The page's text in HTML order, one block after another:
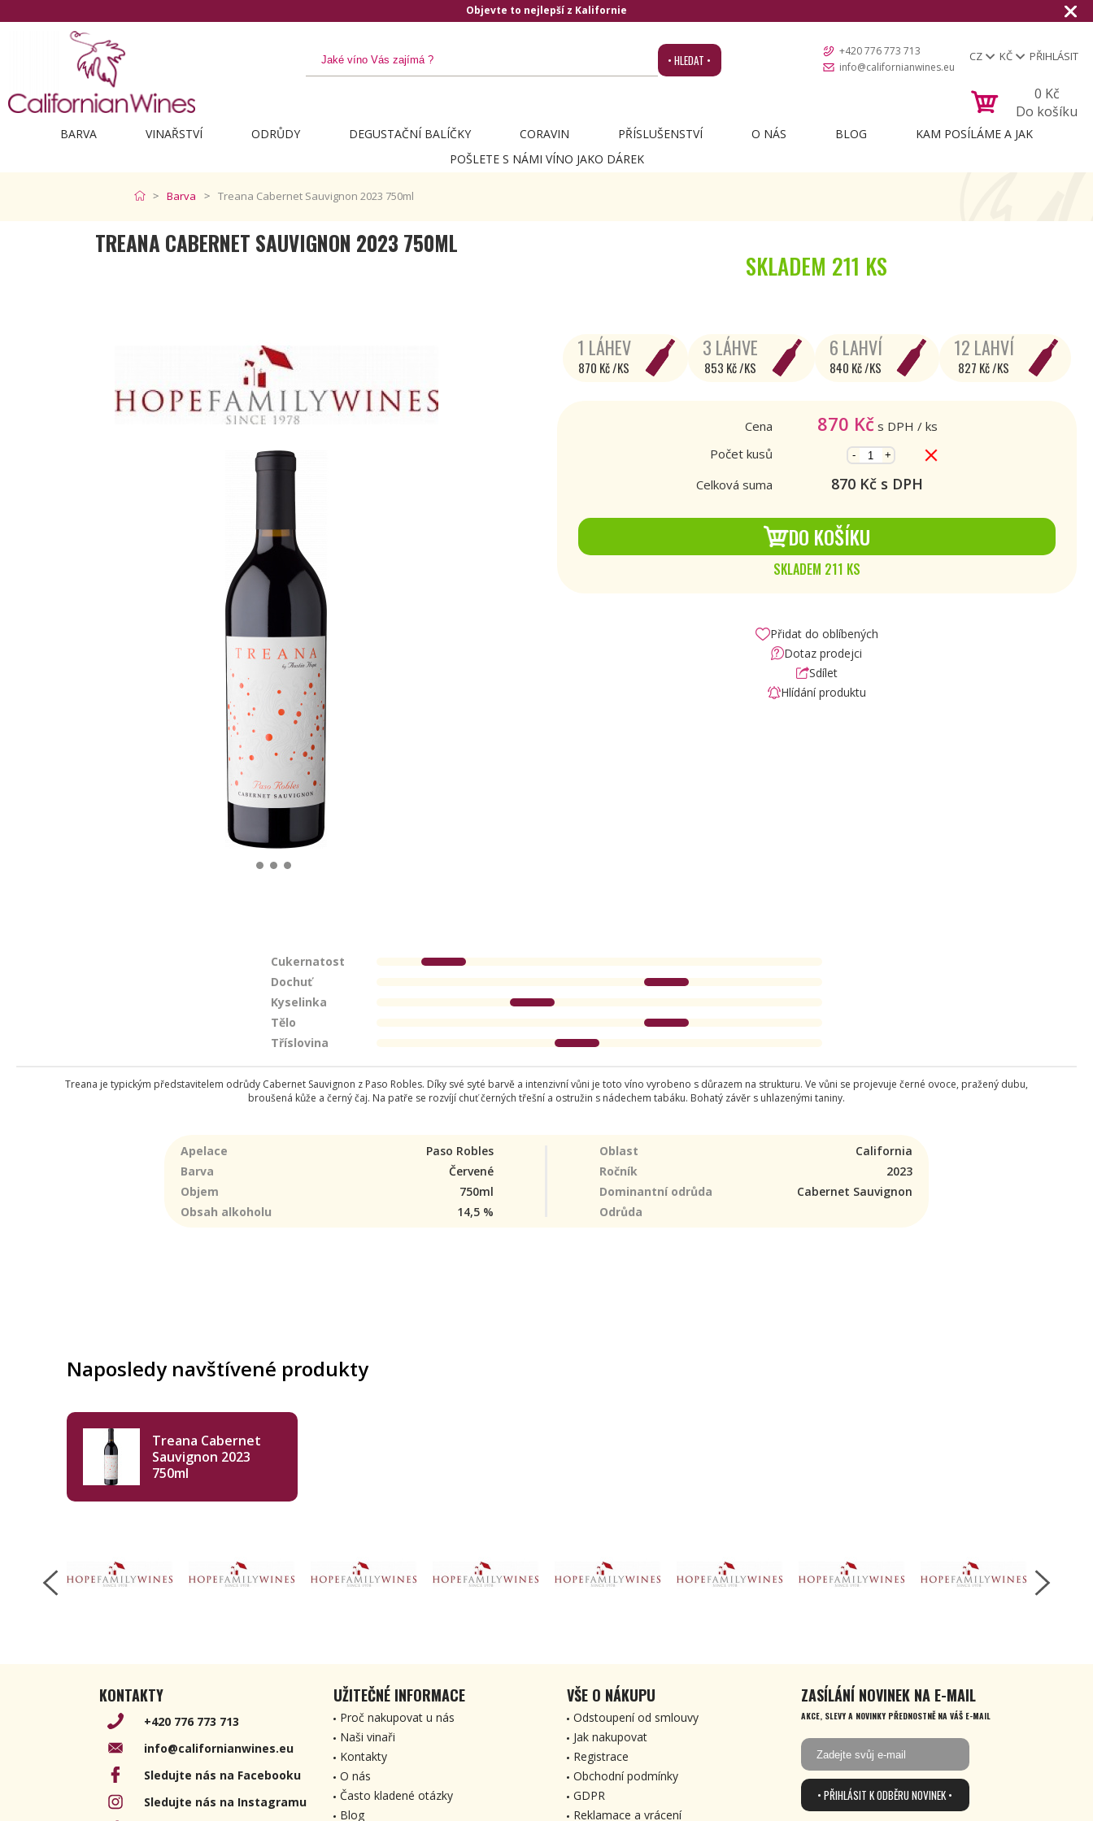
Objevte to nejlepší z Kalifornie
• HLEDAT •
+420 776 773 713
info@californianwines.eu
CZ KČ PŘIHLÁSIT
0 Kč
Do košíku
BARVA VINAŘSTVÍ ODRŮDY DEGUSTAČNÍ BALÍČKY CORAVIN PŘÍSLUŠENSTVÍ O NÁS BLOG
KAM POSÍLÁME A JAK
POŠLETE S NÁMI VÍNO JAKO DÁREK
Barva Treana Cabernet Sauvignon 2023 750ml
TREANA CABERNET SAUVIGNON 2023 750ML
SKLADEM 211 KS
1 LÁHEV
870 Kč /KS
3 LÁHVE
853 Kč /KS
6 LAHVÍ
840 Kč /KS
12 LAHVÍ
827 Kč /KS
Cena 870 Kč s DPH / ks
Počet kusů
- +
Celková suma 870 Kč s DPH
DO KOŠÍKU
SKLADEM 211 KS
Přidat do oblíbených
Dotaz prodejci
Sdílet
Hlídání produktu
Cukernatost
Dochuť
Kyselinka
Tělo
Tříslovina
Treana je typickým představitelem odrůdy Cabernet Sauvignon z Paso Robles. Díky své syté barvě a intenzivní vůni je toto víno vyrobeno s důrazem na strukturu. Ve vůni se projevuje černé ovoce, pražený dubu,
broušená kůže a černý čaj. Na patře se rozvíjí chuť černých třešní a ostružin s nádechem tabáku. Bohatý závěr s uhlazenými taniny.
Apelace Paso Robles Oblast
California
Barva
Červené Ročník
2023
Objem
750ml Dominantní odrůda
Cabernet Sauvignon
Obsah alkoholu
14,5 % Odrůda
Naposledy navštívené produkty
Treana Cabernet
Sauvignon 2023
750ml
KONTAKTY
+420 776 773 713
info@californianwines.eu
Sledujte nás na Facebooku
Sledujte nás na Instagramu
UŽITEČNÉ INFORMACE
Proč nakupovat u nás
Naši vinaři
Kontakty
O nás
Často kladené otázky
Blog
VŠE O NÁKUPU
Odstoupení od smlouvy
Jak nakupovat
Registrace
Obchodní podmínky
GDPR
Reklamace a vrácení
ZASÍLÁNÍ NOVINEK NA E-MAIL
AKCE, SLEVY A NOVINKY PŘEDNOSTNĚ NA VÁŠ E-MAIL
• PŘIHLÁSIT K ODBĚRU NOVINEK •